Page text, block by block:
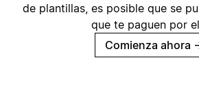
de plantillas, es posible que se
que te paguen por
Comienza ahora